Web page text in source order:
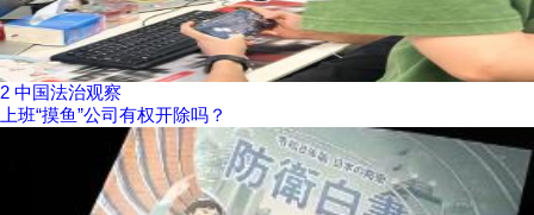
2 中国法治观察
上班“摸鱼”公司有权开除吗？